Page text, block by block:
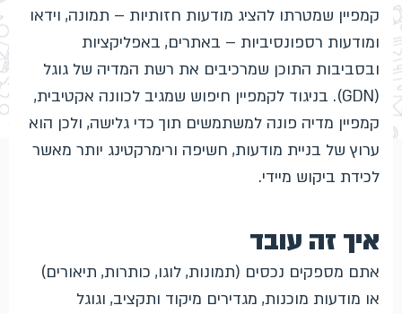
קמפיין שמטרתו להציג מודעות חזותיות – תמונה, וידאו
ומודעות רספונסיביות – באתרים, באפליקציות
ובסביבות התוכן שמרכיבים את רשת המדיה של גוגל
(GDN). בניגוד לקמפיין חיפוש שמגיב לכוונה אקטיבית,
קמפיין מדיה פונה למשתמשים תוך כדי גלישה, ולכן הוא
ערוץ של בניית מודעות, חשיפה ורימרקטינג יותר מאשר
לכידת ביקוש מיידי.
איך זה עובד
אתם מספקים נכסים (תמונות, לוגו, כותרות, תיאורים)
או מודעות מוכנות, מגדירים מיקוד ותקציב, וגוגל